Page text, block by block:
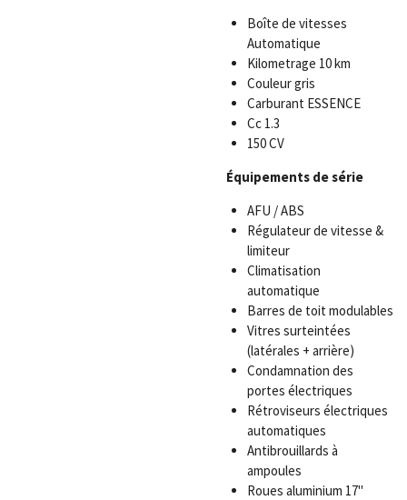
Boîte de vitesses
Automatique
Kilometrage 10 km
Couleurgris
Carburant ESSENCE
Cc 1.3
150 CV
Équipements de série
AFU / ABS
Régulateur de vitesse &
limiteur
Climatisation
automatique
Barres de toit modulables
Vitres surteintées
(latérales + arrière)
Condamnation des
portes électriques
Rétroviseurs électriques
automatiques
Antibrouillards à
ampoules
Roues aluminium 17"